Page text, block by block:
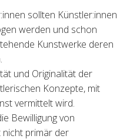
sollten Künstler:innen
werden und schon
Kunstwerke deren
und Originalität der
Konzepte, mit
vermittelt wird.
Bewilligung von
primär der